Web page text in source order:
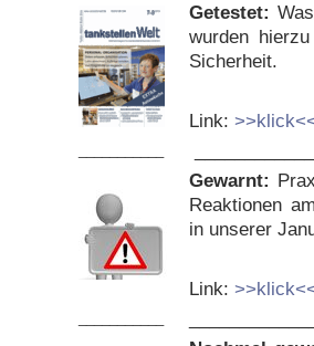
Getestet:
wurden
Sicherheit.
Link:
Gewarnt:
Reaktionen
in unserer
Link: